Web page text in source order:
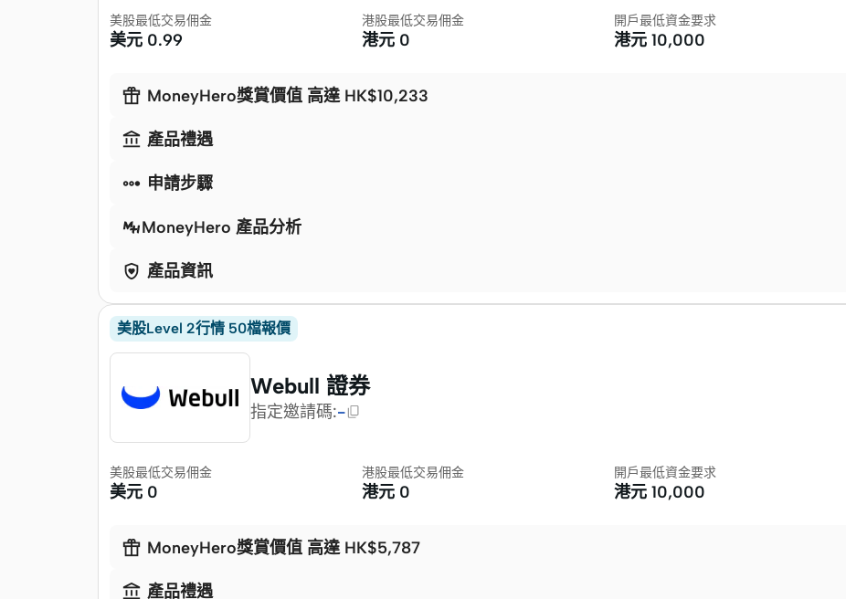
美股最低交易佣金
美元 0.99
港股最低交易佣金
港元 0
開戶最低資金要求
港元 10,000
 MoneyHero獎賞價值 高達 HK$10,233
 產品禮遇
 申請步驟
MoneyHero 產品分析
 產品資訊
美股Level 2行情 50檔報價
Webull 證券
指定邀請碼:-
美股最低交易佣金
美元 0
港股最低交易佣金
港元 0
開戶最低資金要求
港元 10,000
 MoneyHero獎賞價值 高達 HK$5,787
 產品禮遇